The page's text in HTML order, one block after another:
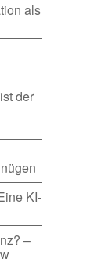
als
der
KI-
–